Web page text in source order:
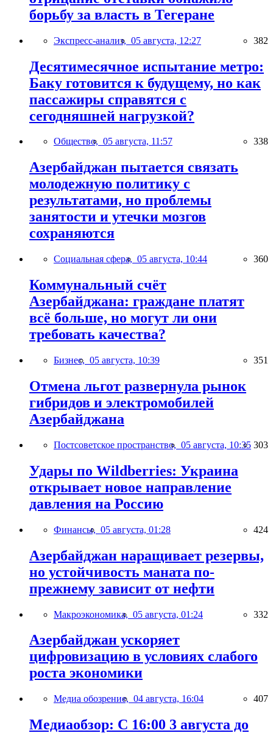
борьбу за власть в Тегеране
Экспресс-анализ, 05 августа, 12:27 382
Десятимесячное испытание метро:
Баку готовится к будущему, но как
пассажиры справятся с
сегодняшней нагрузкой?
Общество, 05 августа, 11:57 338
Азербайджан пытается связать
молодежную политику с
результатами, но проблемы
занятости и утечки мозгов
сохраняются
Социальная сфера, 05 августа, 10:44 360
Коммунальный счёт
Азербайджана: граждане платят
всё больше, но могут ли они
требовать качества?
Бизнес, 05 августа, 10:39 351
Отмена льгот развернула рынок
гибридов и электромобилей
Азербайджана
Постсоветское пространство, 05 августа, 10:35 303
Удары по Wildberries: Украина
открывает новое направление
давления на Россию
Финансы, 05 августа, 01:28 424
Азербайджан наращивает резервы,
но устойчивость маната по-
прежнему зависит от нефти
Макроэкономика, 05 августа, 01:24 332
Азербайджан ускоряет
цифровизацию в условиях слабого
роста экономики
Медиа обозрение, 04 августа, 16:04 407
Медиаобзор: С 16:00 3 августа до